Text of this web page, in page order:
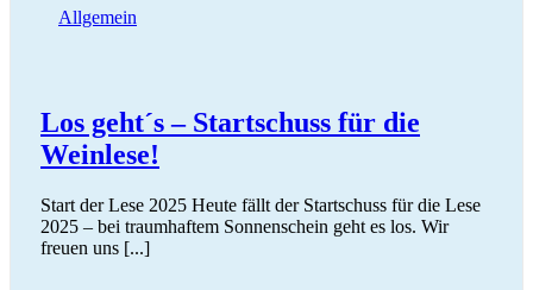
Allgemein
Los geht´s – Startschuss für die
Weinlese!
Start der Lese 2025 Heute fällt der Startschuss für die Lese
2025 – bei traumhaftem Sonnenschein geht es los. Wir
freuen uns [...]